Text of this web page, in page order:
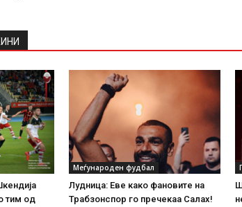
тим од
Меѓународен фудбал
Лудница: Еве како фановите на
Трабзонспор го пречекаа Салах!